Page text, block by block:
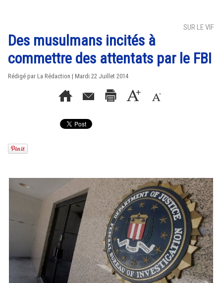
SUR LE VIF
Des musulmans incités à
commettre des attentats par le FBI
Rédigé par La Rédaction | Mardi 22 Juillet 2014